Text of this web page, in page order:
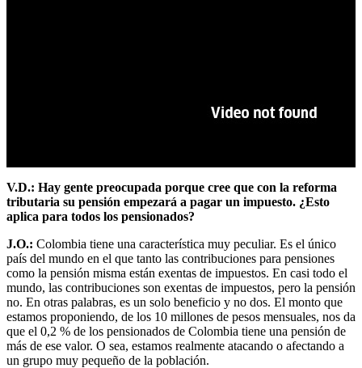
V.D.: Hay gente preocupada porque cree que con la reforma
tributaria su pensión empezará a pagar un impuesto. ¿Esto
aplica para todos los pensionados?
J.O.: Colombia tiene una característica muy peculiar. Es el único
país del mundo en el que tanto las contribuciones para pensiones
como la pensión misma están exentas de impuestos. En casi todo el
mundo, las contribuciones son exentas de impuestos, pero la pensión
no. En otras palabras, es un solo beneficio y no dos. El monto que
estamos proponiendo, de los 10 millones de pesos mensuales, nos da
que el 0,2 % de los pensionados de Colombia tiene una pensión de
más de ese valor. O sea, estamos realmente atacando o afectando a
un grupo muy pequeño de la población.